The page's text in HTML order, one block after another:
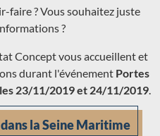
faire ? Vous souhaitez juste
?
Concept vous accueillent et
durant l'événement Portes
23/11/2019 et 24/11/2019.
la Seine Maritime